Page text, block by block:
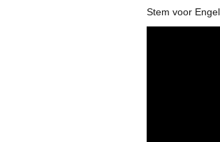
Stem voor